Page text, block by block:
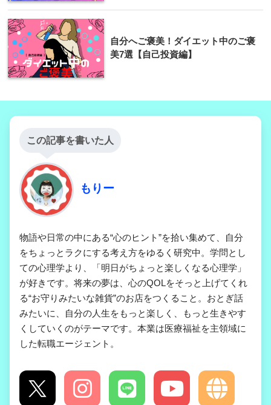
自分へご褒美！ダイエット中のご褒
美7選【自己投資編】
この記事を書いた人
もりー
物語や日常の中にある“心のヒント”を拾い集めて、自分
をちょっとラクにする考え方をゆるく研究中。学問とし
ての心理学より、「明日がちょっと楽しくなる心理学」
が好きです。将来の夢は、心のQOLをそっと上げてくれ
る“お守りみたいな雑貨”のお店をつくること。おとぎ話
みたいに、自分の人生をもっと楽しく、もっと生きやす
くしていくのがテーマです。本業は医療福祉を主領域に
した転職エージェント。